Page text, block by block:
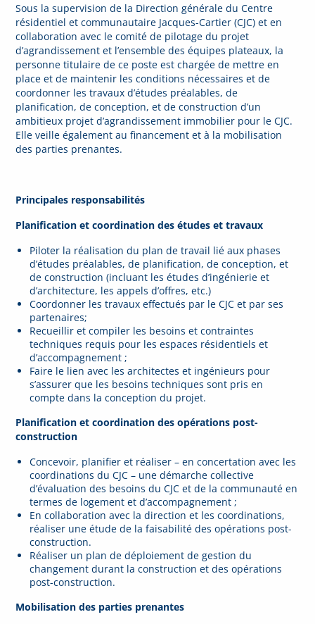
Sous la supervision de la Direction générale du Centre
résidentiel et communautaire Jacques-Cartier (CJC) et en
collaboration avec le comité de pilotage du projet
d’agrandissement et l’ensemble des équipes plateaux, la
personne titulaire de ce poste est chargée de mettre en
place et de maintenir les conditions nécessaires et de
coordonner les travaux d’études préalables, de
planification, de conception, et de construction d’un
ambitieux projet d’agrandissement immobilier pour le CJC.
Elle veille également au financement et à la mobilisation
des parties prenantes.
Principales responsabilités
Planification et coordination des études et travaux
Piloter la réalisation du plan de travail lié aux phases
d’études préalables, de planification, de conception, et
de construction (incluant les études d’ingénierie et
d’architecture, les appels d’offres, etc.)
Coordonner les travaux effectués par le CJC et par ses
partenaires;
Recueillir et compiler les besoins et contraintes
techniques requis pour les espaces résidentiels et
d’accompagnement ;
Faire le lien avec les architectes et ingénieurs pour
s’assurer que les besoins techniques sont pris en
compte dans la conception du projet.
Planification et coordination des opérations post-
construction
Concevoir, planifier et réaliser – en concertation avec les
coordinations du CJC – une démarche collective
d’évaluation des besoins du CJC et de la communauté en
termes de logement et d’accompagnement ;
En collaboration avec la direction et les coordinations,
réaliser une étude de la faisabilité des opérations post-
construction.
Réaliser un plan de déploiement de gestion du
changement durant la construction et des opérations
post-construction.
Mobilisation des parties prenantes